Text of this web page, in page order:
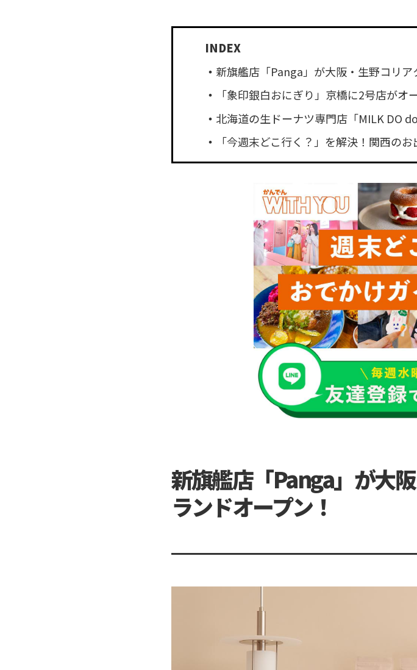
新旗艦店「Panga」が大阪・生野コリア
「象印銀白おにぎり」京橋に2号店が
北海道の生ドーナツ専門店「MILK DO
「今週末どこ行く？」を解決！関西の
新旗艦店「Panga」が大
ランドオープン！